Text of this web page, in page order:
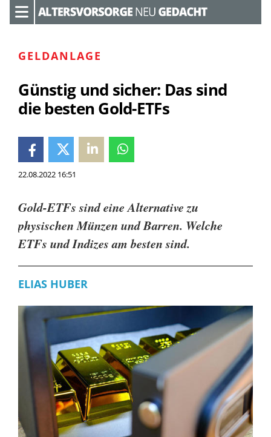
GELDANLAGE
Günstig und sicher: Das sind
die besten Gold-ETFs
22.08.2022 16:51
Gold-ETFs sind eine Alternative zu
physischen Münzen und Barren. Welche
ETFs und Indizes am besten sind.
ELIAS HUBER